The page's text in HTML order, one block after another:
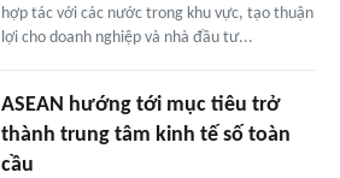
hợp tác với các nước trong khu vực, tạo thuận
lợi cho doanh nghiệp và nhà đầu tư...
ASEAN hướng tới mục tiêu trở
thành trung tâm kinh tế số toàn
cầu